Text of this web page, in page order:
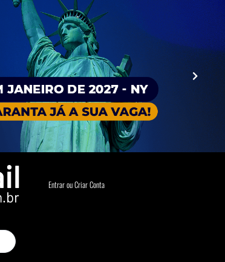
Entrar ou Criar Conta